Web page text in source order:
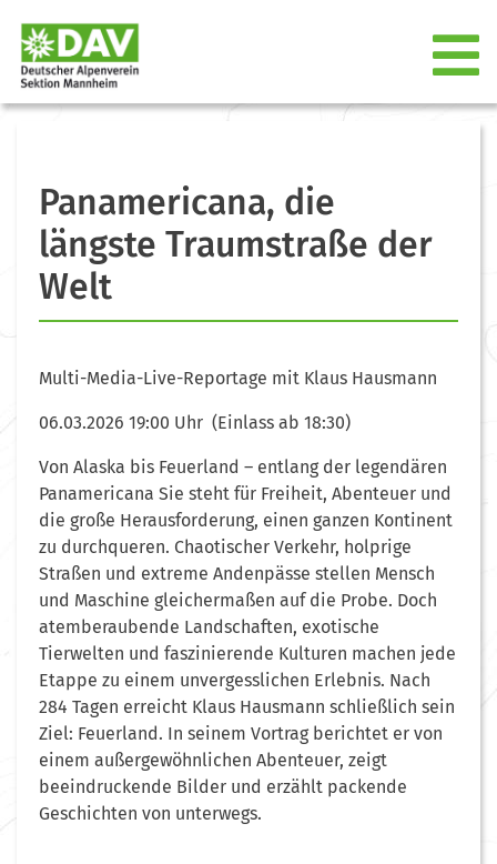
Panamericana, die
längste Traumstraße der
Welt
Multi-Media-Live-Reportage mit Klaus Hausmann
06.03.2026 19:00 Uhr (Einlass ab 18:30)
Von Alaska bis Feuerland – entlang der legendären
Panamericana Sie steht für Freiheit, Abenteuer und
die große Herausforderung, einen ganzen Kontinent
zu durchqueren. Chaotischer Verkehr, holprige
Straßen und extreme Andenpässe stellen Mensch
und Maschine gleichermaßen auf die Probe. Doch
atemberaubende Landschaften, exotische
Tierwelten und faszinierende Kulturen machen jede
Etappe zu einem unvergesslichen Erlebnis. Nach
284 Tagen erreicht Klaus Hausmann schließlich sein
Ziel: Feuerland. In seinem Vortrag berichtet er von
einem außergewöhnlichen Abenteuer, zeigt
beeindruckende Bilder und erzählt packende
Geschichten von unterwegs.